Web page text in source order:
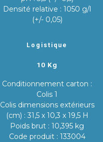
Densité relative : 1050 g/l
(+/- 0,05)
Logistique
10 Kg
Conditionnement carton :
Colis 1
Colis dimensions extérieurs
(cm) : 31,5 x 10,3 x 19,5 H
Poids brut : 10,395 kg
Code produit : 133004